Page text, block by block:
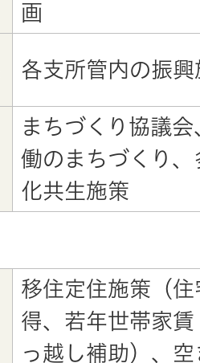
画
各支所管内の振興
まちづくり協議会
働のまちづくり、
化共生施策
移住定住施策（住
得、若年世帯家賃
っ越し補助）、空